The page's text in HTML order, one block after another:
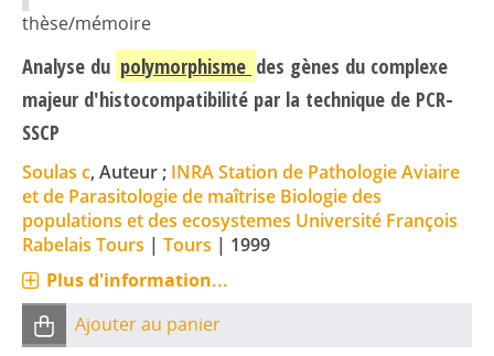
thèse/mémoire
Analyse du polymorphisme des gènes du complexe
majeur d'histocompatibilité par la technique de PCR-
SSCP
Soulas c, Auteur ; INRA Station de Pathologie Aviaire
et de Parasitologie de maîtrise Biologie des
populations et des ecosystemes Université François
Rabelais Tours | Tours | 1999
Plus d'information...
Ajouter au panier